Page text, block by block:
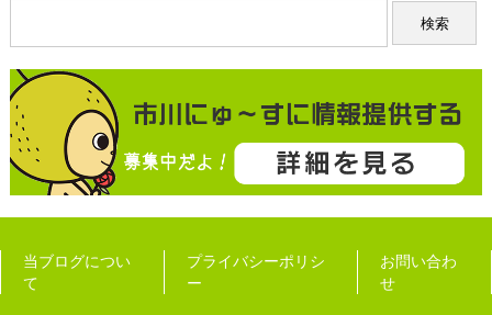
当ブログについ
て
プライバシーポリシ
ー
お問い合わ
せ